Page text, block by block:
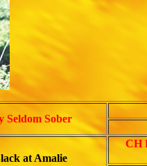
Seldom Sober
at Amalie
CH